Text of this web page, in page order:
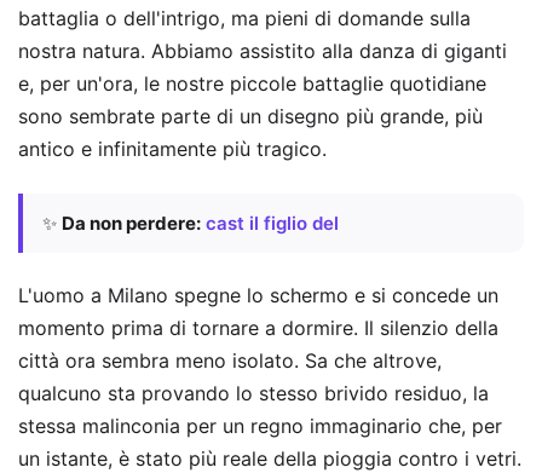
battaglia o dell'intrigo, ma pieni di domande sulla
nostra natura. Abbiamo assistito alla danza di giganti
e, per un'ora, le nostre piccole battaglie quotidiane
sono sembrate parte di un disegno più grande, più
antico e infinitamente più tragico.
✨ Da non perdere: cast il figlio del
L'uomo a Milano spegne lo schermo e si concede un
momento prima di tornare a dormire. Il silenzio della
città ora sembra meno isolato. Sa che altrove,
qualcuno sta provando lo stesso brivido residuo, la
stessa malinconia per un regno immaginario che, per
un istante, è stato più reale della pioggia contro i vetri.